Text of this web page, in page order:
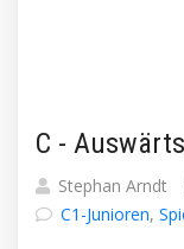
C -
Stephan Arndt
C1-Junioren,